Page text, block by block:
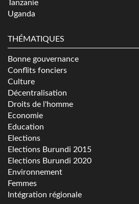
Tanzanie
Uganda
THÉMATIQUES
Bonne gouvernance
Conflits fonciers
Culture
Décentralisation
Droits de l'homme
Economie
Education
Elections
Elections Burundi 2015
Elections Burundi 2020
Environnement
Femmes
Intégration régionale